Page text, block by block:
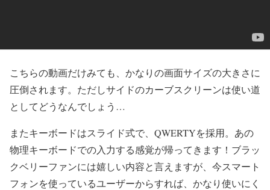
こちらの動画だけみても、かなりの画面サイズの大きさに
圧倒されます。ただしサイドのカーブスクリーンは使い道
としてどうなんでしょう…
またキーボードはスライド式で、QWERTYを採用。 あの
物理キーボードでの入力する感覚が帰ってきます！ブラッ
クベリーファンには嬉しい内容と言えますが、今スマート
フォンを使っているユーザーからすれば、かなり使いにく